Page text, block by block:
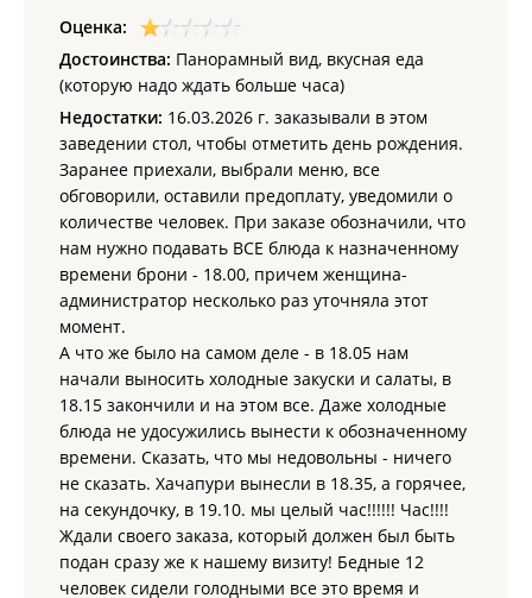
Оценка:
Достоинства: Панорамный вид, вкусная еда
(которую надо ждать больше часа)
Недостатки: 16.03.2026 г. заказывали в этом
заведении стол, чтобы отметить день рождения.
Заранее приехали, выбрали меню, все
обговорили, оставили предоплату, уведомили о
количестве человек. При заказе обозначили, что
нам нужно подавать ВСЕ блюда к назначенному
времени брони - 18.00, причем женщина-
администратор несколько раз уточняла этот
момент.
А что же было на самом деле - в 18.05 нам
начали выносить холодные закуски и салаты, в
18.15 закончили и на этом все. Даже холодные
блюда не удосужились вынести к обозначенному
времени. Сказать, что мы недовольны - ничего
не сказать. Хачапури вынесли в 18.35, а горячее,
на секундочку, в 19.10. мы целый час!!!!!! Час!!!!
Ждали своего заказа, который должен был быть
подан сразу же к нашему визиту! Бедные 12
человек сидели голодными все это время и